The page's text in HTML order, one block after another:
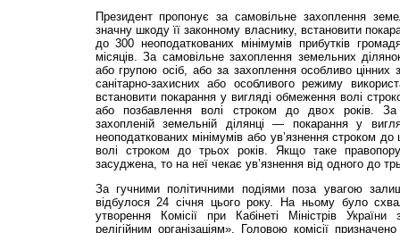
Президент пропонує за самовільне захоплення
значну шкоду її законному власнику, встановити
до 300 неоподаткованих мінімумів прибутків
місяців. За самовільне захоплення земельних
або групою осіб, або за захоплення особливо
санітарно-захисних або особливого режиму
встановити покарання у вигляді обмеження волі
або позбавлення волі строком до двох років. За
захопленій земельній ділянці — покарання у
неоподаткованих мінімумів або ув’язнення строком
волі строком до трьох років. Якщо таке
засуджена, то на неї чекає ув’язнення від одного до
За гучними політичними подіями поза увагою
відбулося 24 січня цього року. На ньому було
утворення Комісії при Кабінеті Міністрів
релігійним організаціям». Головою комісії призначено